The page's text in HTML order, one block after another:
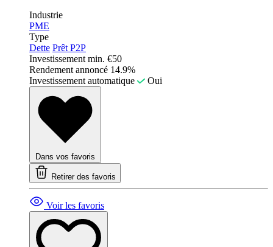
Industrie
PME
Type
Dette Prêt P2P
Investissement min. €50
Rendement annoncé 14.9%
Investissement automatique
Oui
Dans vos favoris
Retirer des favoris
Voir les favoris